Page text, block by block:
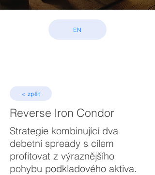
EN
< zpět
Reverse Iron Condor
Strategie kombinující dva
debetní spready s cílem
profitovat z výraznějšího
pohybu podkladového aktiva.